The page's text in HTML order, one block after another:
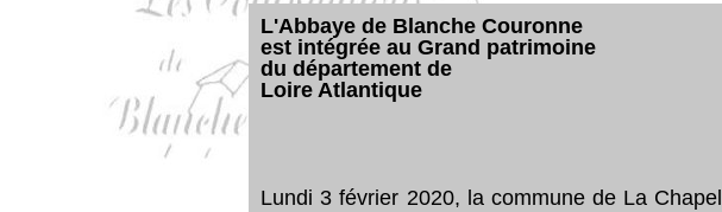
Lundi 3 février 2020, la commune de La
L'Abbaye de Blanche Couronne
est intégrée au Grand patrimoine
du département de
Loire Atlantique